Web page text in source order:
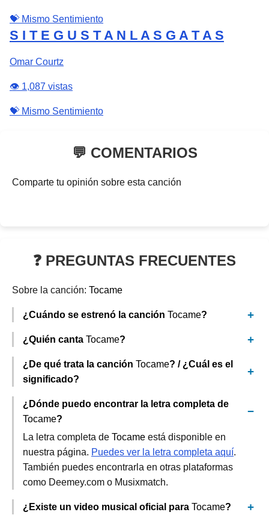
💝 Mismo Sentimiento
S I T E G U S T A N L A S G A T A S
Omar Courtz
👁️ 1,087 vistas
💝 Mismo Sentimiento
💬 COMENTARIOS
Comparte tu opinión sobre esta canción
❓ PREGUNTAS FRECUENTES
Sobre la canción: Tocame
¿Cuándo se estrenó la canción Tocame?
¿Quién canta Tocame?
¿De qué trata la canción Tocame? / ¿Cuál es el
significado?
¿Dónde puedo encontrar la letra completa de
Tocame?
La letra completa de Tocame está disponible en
nuestra página. Puedes ver la letra completa aquí.
También puedes encontrarla en otras plataformas
como Deemey.com o Musixmatch.
¿Existe un video musical oficial para Tocame?